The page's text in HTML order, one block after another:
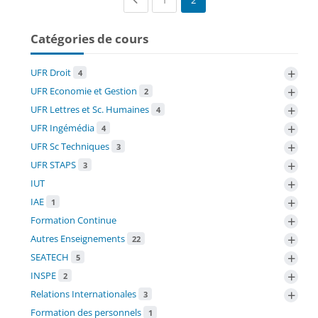
Catégories de cours
UFR Droit 4 +
UFR Economie et Gestion 2 +
UFR Lettres et Sc. Humaines 4 +
UFR Ingémédia 4 +
UFR Sc Techniques 3 +
UFR STAPS 3 +
IUT +
IAE 1 +
Formation Continue +
Autres Enseignements 22 +
SEATECH 5 +
INSPE 2 +
Relations Internationales 3 +
Formation des personnels 1